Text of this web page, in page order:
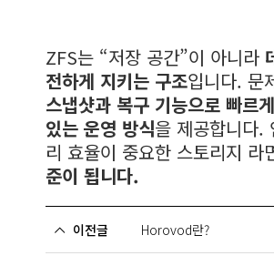
ZFS는 “저장 공간”이 아니라
전하게 지키는 구조입니다. 문
스냅샷과 복구 기능으로 빠르
있는 운영 방식을 제공합니다.
리 효율이 중요한 스토리지 라
준이 됩니다.
이전글 Horovod란?